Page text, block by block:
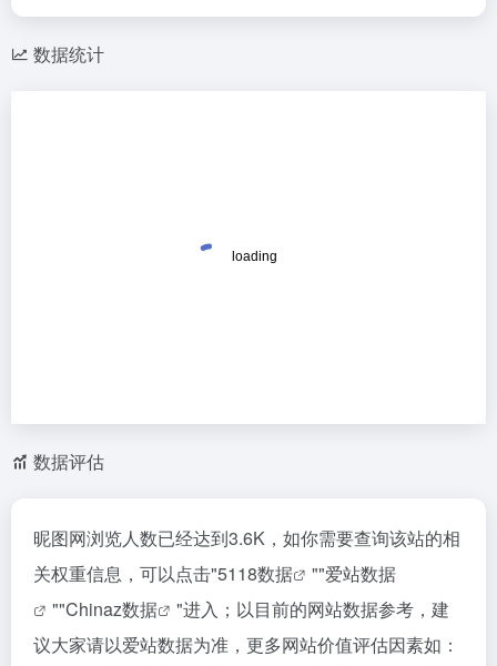
数据统计
数据评估
昵图网浏览人数已经达到3.6K，如你需要查询该站的相
关权重信息，可以点击"5118数据 ""爱站数据
""Chinaz数据
"进入；以目前的网站数据参考，建
议大家请以爱站数据为准，更多网站价值评估因素如：